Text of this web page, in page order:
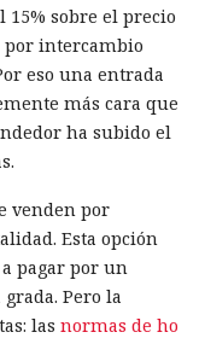
15% sobre el precio
por intercambio
eso una entrada
más cara que
ha subido el
venden por
Esta opción
pagar por un
Pero la
las normas de ho